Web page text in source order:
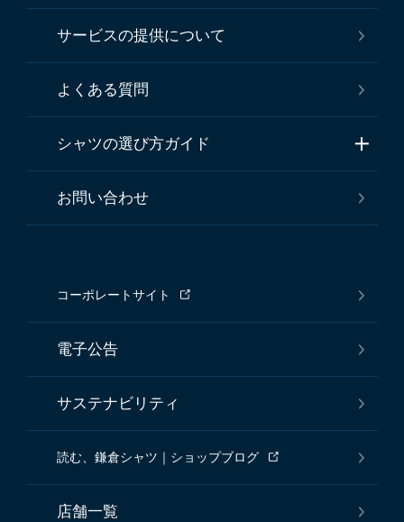
サービスの提供について
よくある質問
シャツの選び方ガイド
お問い合わせ
コーポレートサイト
電子公告
サステナビリティ
読む、鎌倉シャツ｜ショップブログ
店舗一覧